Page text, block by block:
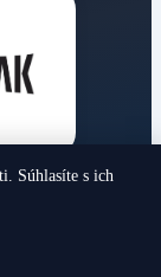
Súhlasíte s ich